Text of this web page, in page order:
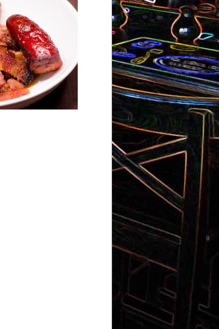
jambon Canistrelli aux amandes et
aux noisettes
Gnocchi au pesto de
pistaches
Panna cotta au coulis de kiwi